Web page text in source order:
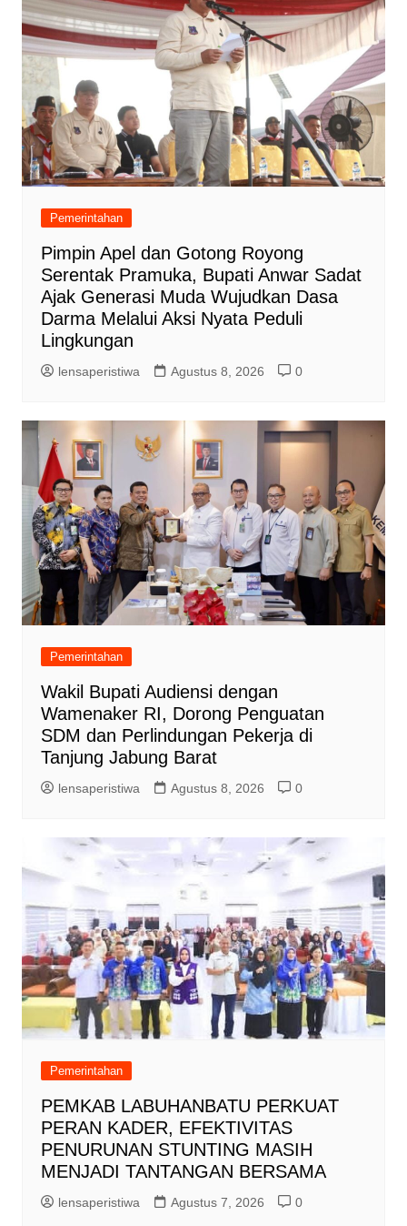
Pemerintahan
Pimpin Apel dan Gotong Royong
Serentak Pramuka, Bupati Anwar Sadat
Ajak Generasi Muda Wujudkan Dasa
Darma Melalui Aksi Nyata Peduli
Lingkungan
lensaperistiwa Agustus 8, 2026 0
Pemerintahan
Wakil Bupati Audiensi dengan
Wamenaker RI, Dorong Penguatan
SDM dan Perlindungan Pekerja di
Tanjung Jabung Barat
lensaperistiwa Agustus 8, 2026 0
Pemerintahan
PEMKAB LABUHANBATU PERKUAT
PERAN KADER, EFEKTIVITAS
PENURUNAN STUNTING MASIH
MENJADI TANTANGAN BERSAMA
lensaperistiwa Agustus 7, 2026 0